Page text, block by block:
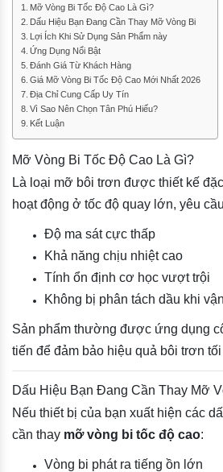
Mỡ Vòng Bi Tốc Độ Cao Là Gì?
Dấu Hiệu Bạn Đang Cần Thay Mỡ Vòng Bi
Lợi Ích Khi Sử Dụng Sản Phẩm này
Ứng Dụng Nổi Bật
Đánh Giá Từ Khách Hàng
Giá Mỡ Vòng Bi Tốc Độ Cao Mới Nhất 2026
Địa Chỉ Cung Cấp Uy Tín
Vì Sao Nên Chọn Tân Phú Hiếu?
Kết Luận
Mỡ Vòng Bi Tốc Độ Cao Là Gì?
Là loại mỡ bôi trơn được thiết kế
hoạt động ở tốc độ quay lớn, yêu
Độ ma sát cực thấp
Khả năng chịu nhiệt cao
Tính ổn định cơ học vượt trội
Không bị phân tách dầu khi
Sản phẩm thường được ứng dụng
tiến để đảm bảo hiệu quả bôi trơn
Dấu Hiệu Bạn Đang Cần Thay Mỡ
Nếu thiết bị của bạn xuất hiện các
cần thay mỡ vòng bi tốc độ cao:
Vòng bi phát ra tiếng ồn lớn